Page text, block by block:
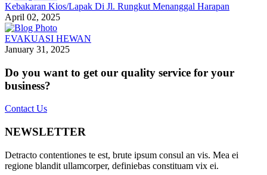
Kebakaran Kios/Lapak Di Jl. Rungkut Menanggal Harapan
April 02, 2025
EVAKUASI HEWAN
January 31, 2025
Do you want to get our quality service for your
business?
Contact Us
NEWSLETTER
Detracto contentiones te est, brute ipsum consul an vis. Mea ei
regione blandit ullamcorper, definiebas constituam vix ei.